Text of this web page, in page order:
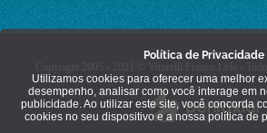
Política de Privacidade
Utilizamos cookies para oferecer uma melhor
desempenho, analisar como você interage em
publicidade. Ao utilizar este site, você concorda
cookies no seu dispositivo e a nossa política de